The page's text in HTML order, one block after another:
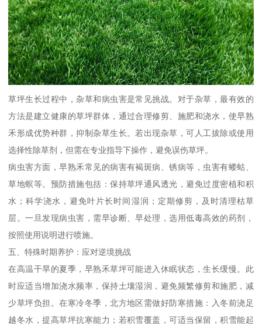
草坪生长过程中，杂草和病虫害是常见挑战。对于杂草，最有效的
方法是建立健康的草坪群体，通过合理修剪、施肥和浇水，使早熟
禾形成优势种群，抑制杂草生长。若出现杂草，可人工拔除或使用
选择性除草剂，但需在专业指导下操作，避免误伤草坪。
病虫害方面，早熟禾常见的病害有褐斑病、锈病等，虫害有蝼蛄、
草地螟等。预防措施包括：保持草坪通风透光，避免过度密植和积
水；科学浇水，避免叶片长时间湿润；定期修剪，及时清理枯草
层。一旦发现病虫害，需早诊断、早处理，选用低毒高效的药剂，
按照使用说明进行喷施。
五、特殊时期养护：应对逆境挑战
在高温干旱的夏季，早熟禾草坪可能进入休眠状态，生长缓慢。此
时应适当增加浇水频率，保持土壤湿润，避免频繁修剪和施肥，减
少草坪负担。在寒冷冬季，北方地区需做好防寒措施：入冬前浇足
越冬水，提高草坪抗寒能力；若积雪覆盖，可适当保留，积雪能起